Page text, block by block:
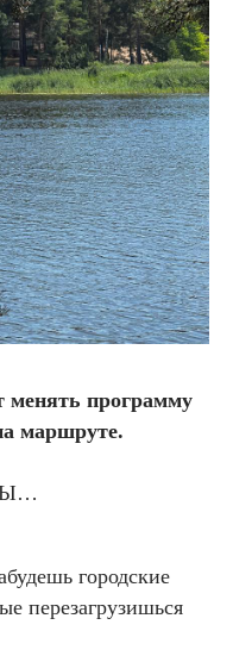
менять программу
маршруте.
городские
перезагрузишься